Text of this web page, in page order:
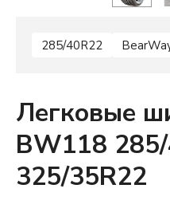
285/40R22
Легковые
BW118
325/35R22